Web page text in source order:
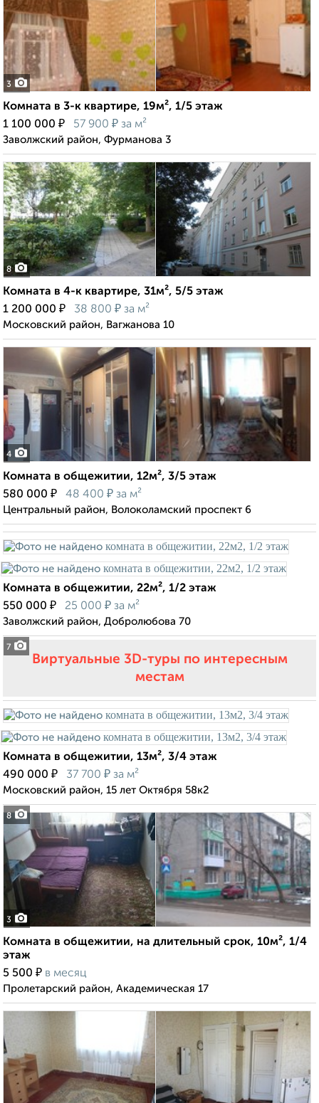
3
Комната в 3-к квартире, 19м², 1/5 этаж
1 100 000 ₽ 57 900 ₽ за м²
Заволжский район, Фурманова 3
8
Комната в 4-к квартире, 31м², 5/5 этаж
1 200 000 ₽ 38 800 ₽ за м²
Московский район, Вагжанова 10
4
Комната в общежитии, 12м², 3/5 этаж
580 000 ₽ 48 400 ₽ за м²
Центральный район, Волоколамский проспект 6
7
Комната в общежитии, 22м², 1/2 этаж
550 000 ₽ 25 000 ₽ за м²
Заволжский район, Добролюбова 70
Виртуальные 3D-туры по интересным
местам
8
Комната в общежитии, 13м², 3/4 этаж
490 000 ₽ 37 700 ₽ за м²
Московский район, 15 лет Октября 58к2
3
Комната в общежитии, на длительный срок, 10м², 1/4
этаж
5 500 ₽ в месяц
Пролетарский район, Академическая 17